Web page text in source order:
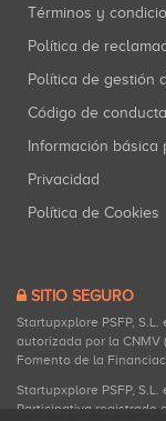
Términos y
Política de
Política de gestión
Código de conducta
Información
Privacidad
Política de Cookies
SITIO SEGURO
Startupxplore PSFP,
autorizada por la CNMV
Fomento de la
Startupxplore PSFP,
Participativa registrado